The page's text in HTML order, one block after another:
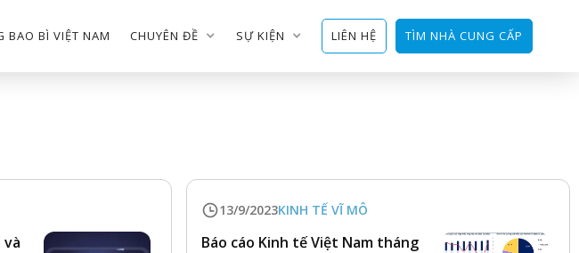
BAO BÌ VIỆT NAM CHUYÊN ĐỀ SỰ KIỆN LIÊN HỆ TÌM NHÀ CUNG CẤP
và
13/9/2023KINH TẾ VĨ MÔ
Báo cáo Kinh tế Việt Nam tháng